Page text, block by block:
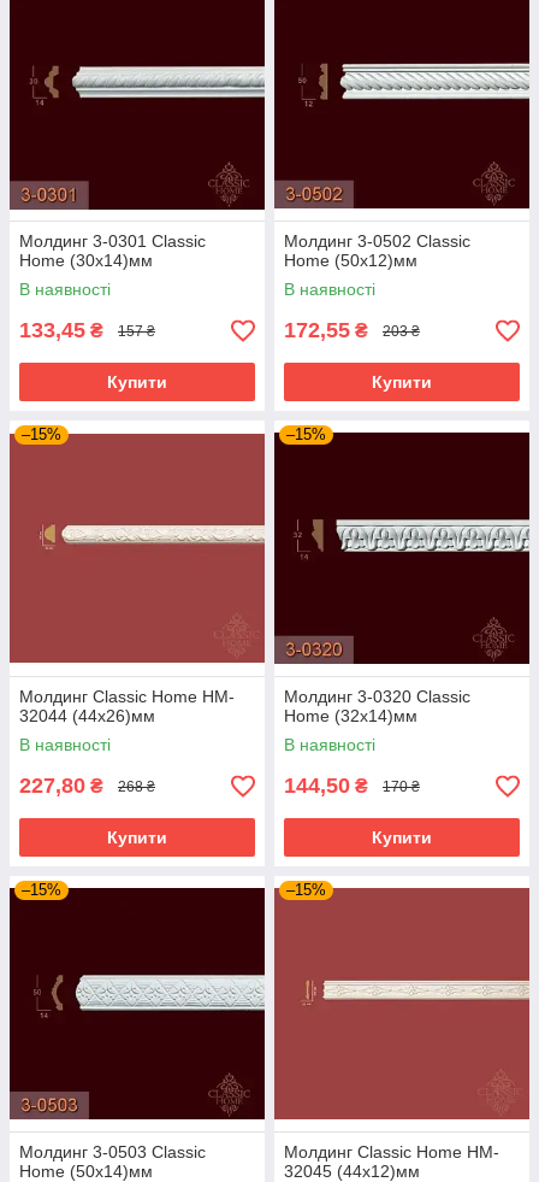
Молдинг 3-0301 Classic
Home (30x14)мм
В наявності
133,45 ₴ 157 ₴
Купити
Молдинг 3-0502 Classic
Home (50x12)мм
В наявності
172,55 ₴ 203 ₴
Купити
–15%
Молдинг Classic Home HM-
32044 (44х26)мм
В наявності
227,80 ₴ 268 ₴
Купити
–15%
Молдинг 3-0320 Classic
Home (32x14)мм
В наявності
144,50 ₴ 170 ₴
Купити
–15%
Молдинг 3-0503 Classic
Home (50x14)мм
–15%
Молдинг Classic Home HM-
32045 (44х12)мм